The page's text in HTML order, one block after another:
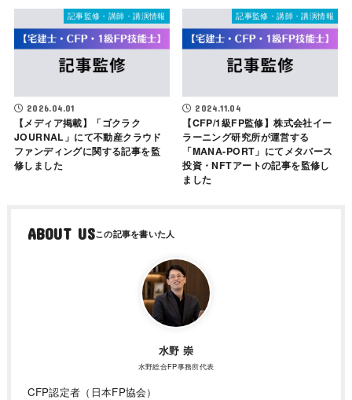
記事監修・講師・講演情報
2026.04.01
【メディア掲載】「ゴクラク
JOURNAL」にて不動産クラウド
ファンディングに関する記事を監
修しました
記事監修・講師・講演情報
2024.11.04
【CFP/1級FP監修】株式会社イー
ラーニング研究所が運営する
「MANA-PORT」にてメタバース
投資・NFTアートの記事を監修し
ました
ABOUT US
水野 崇
水野総合FP事務所代表
CFP認定者（日本FP協会）